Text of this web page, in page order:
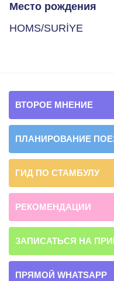
Место рождения
HOMS/SURİYE
ВТОРОЕ МНЕНИЕ
ПЛАНИРОВАНИЕ
ГИД ПО СТАМБУЛУ
РЕКОМЕНДАЦИИ
ЗАПИСАТЬСЯ НА
ПРЯМОЙ WHATSAPP